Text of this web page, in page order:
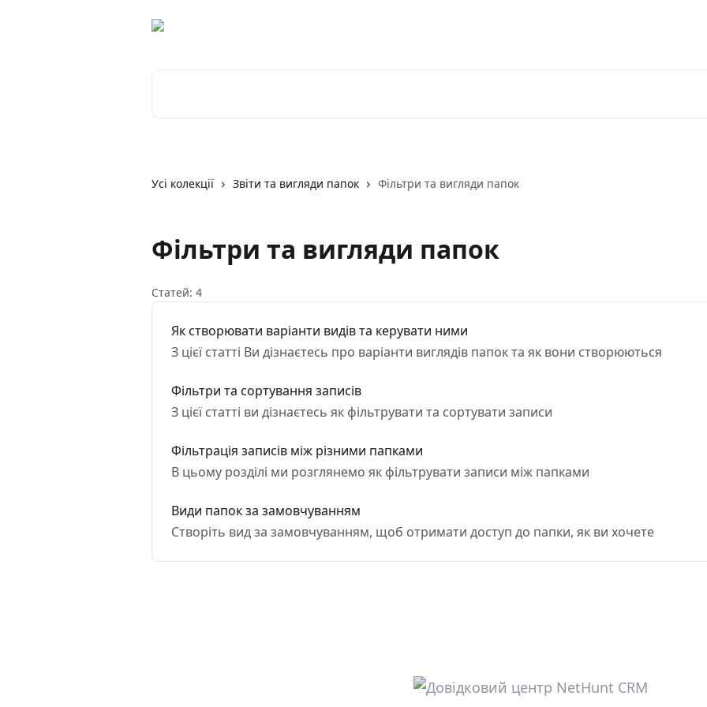
Усі колекції Звіти та вигляди папок Фільтри та вигляди папок
Фільтри та вигляди папок
Статей: 4
Як створювати варіанти видів та керувати ними
З цієї статті Ви дізнаєтесь про варіанти виглядів папок та як вони створюються
Фільтри та сортування записів
З цієї статті ви дізнаєтесь як фільтрувати та сортувати записи
Фільтрація записів між різними папками
В цьому розділі ми розглянемо як фільтрувати записи між папками
Види папок за замовчуванням
Створіть вид за замовчуванням, щоб отримати доступ до папки, як ви хочете